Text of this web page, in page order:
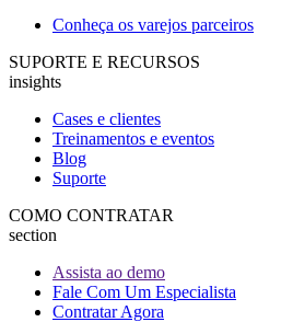
Conheça os varejos parceiros
SUPORTE E RECURSOS
insights
Cases e clientes
Treinamentos e eventos
Blog
Suporte
COMO CONTRATAR
section
Assista ao demo
Fale Com Um Especialista
Contratar Agora